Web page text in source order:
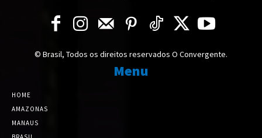
© Brasil, Todos os direitos reservados O Convergente.
Menu
HOME
AMAZONAS
MANAUS